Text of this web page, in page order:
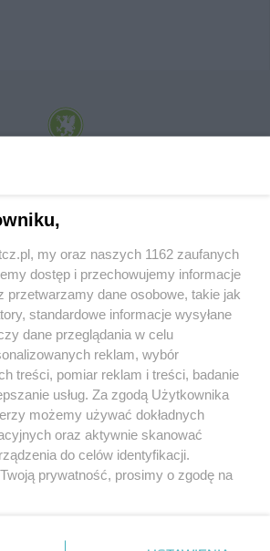
Sp. z o.o. Internetowy Serwis Informacyjny Miasta
PRYWATNOŚCI HOSTING
RSS FACEBOOK KONTAKT
Nasze serwisy
Muzyka i kultura
Archiwum wydarzeń
my oraz naszych 1162 zaufanych
dostęp i przechowujemy informacje
przetwarzamy dane osobowe, takie jak
standardowe informacje wysyłane
dane przeglądania w celu
reklam, wybór
treści, pomiar reklam i treści, badanie
usług. Za zgodą Użytkownika
możemy używać dokładnych
oraz aktywnie skanować
do celów identyfikacji.
prywatność, prosimy o zgodę na